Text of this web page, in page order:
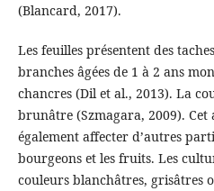
(Blancard, 2017).
Les feuilles présentent des
branches âgées de 1 à 2 ans
chancres (Dil et al., 2013). La
brunâtre (Szmagara, 2009). Cet
également affecter d’autres
bourgeons et les fruits. Les
couleurs blanchâtres, grisâtres